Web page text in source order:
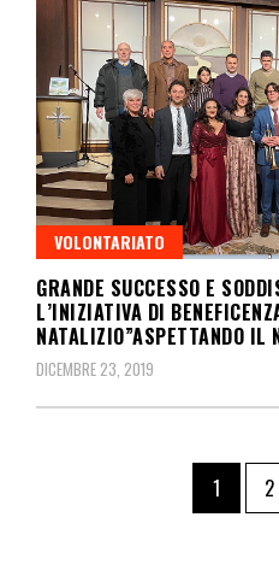
VOLONTARIATO
GRANDE SUCCESSO E
L’INIZIATIVA DI
NATALIZIO”ASPETTANDO IL
DICEMBRE 23, 2019
1 2